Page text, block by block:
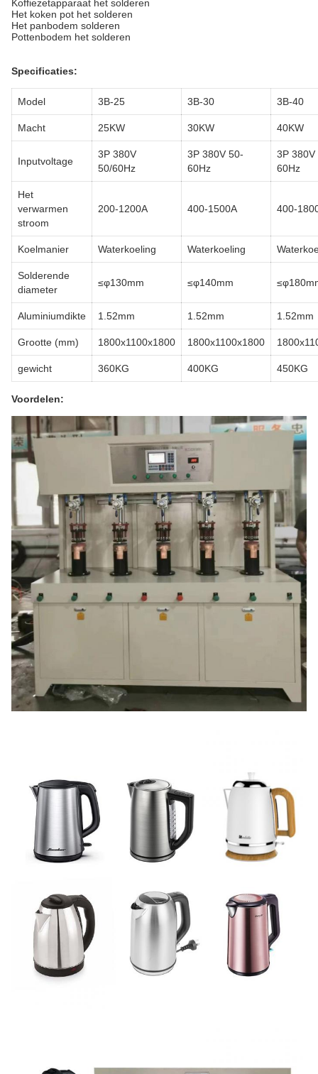
Koffiezetapparaat het solderen
Het koken pot het solderen
Het panbodem solderen
Pottenbodem het solderen
Specificaties:
Model 3B-25 3B-30 3B-40
Macht 25KW 30KW 40KW
Inputvoltage
3P 380V
50/60Hz
3P 380V 50-
60Hz
3P 380V
60Hz
Het
verwarmen
stroom
200-1200A 400-1500A 400-
Koelmanier Waterkoeling Waterkoeling
Solderende
diameter
≤φ130mm ≤φ140mm
Aluminiumdikte 1.52mm 1.52mm 1.52mm
Grootte (mm) 1800x1100x1800 1800x1100x1800
gewicht 360KG 400KG 450KG
Voordelen: